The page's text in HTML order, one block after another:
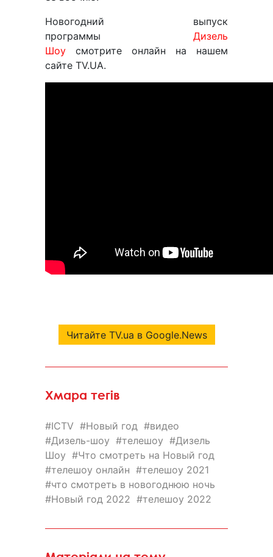
Новогодний выпуск
программы Дизель
Шоу смотрите онлайн на нашем
сайте TV.UA.
Читайте TV.ua в Google.News
Хмара тегів
ICTV Новый год
видео
Дизель-шоу
телешоу
Дизель
Шоу
Что смотреть на Новый год
телешоу онлайн
телешоу 2021
что смотреть в новогоднюю ночь
Новый год 2022
телешоу 2022